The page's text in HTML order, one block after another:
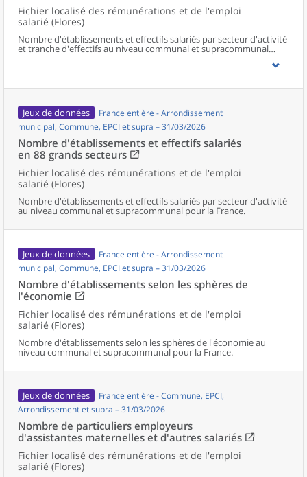
Fichier localisé des rémunérations et de l'emploi
salarié (Flores)
Nombre d'établissements et effectifs salariés par secteur d'activité
et tranche d'effectifs au niveau communal et supracommunal
Jeux de données
France entière - Arrondissement
municipal, Commune, EPCI et supra – 31/03/2026
Nombre d'établissements et effectifs salariés
en 88 grands secteurs
Fichier localisé des rémunérations et de l'emploi
salarié (Flores)
Nombre d'établissements et effectifs salariés par secteur d'activité
au niveau communal et supracommunal pour la France.
Jeux de données
France entière - Arrondissement
municipal, Commune, EPCI et supra – 31/03/2026
Nombre d'établissements selon les sphères de
l'économie
Fichier localisé des rémunérations et de l'emploi
salarié (Flores)
Nombre d'établissements selon les sphères de l'économie au
niveau communal et supracommunal pour la France.
Jeux de données
France entière - Commune, EPCI,
Arrondissement et supra – 31/03/2026
Nombre de particuliers employeurs
d'assistantes maternelles et d'autres salariés
Fichier localisé des rémunérations et de l'emploi
salarié (Flores)